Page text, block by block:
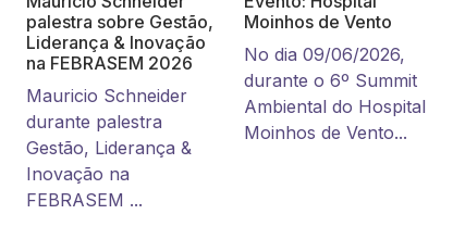
palestra sobre Gestão,
Liderança & Inovação
na FEBRASEM 2026
Mauricio Schneider
durante palestra
Gestão, Liderança &
Inovação na
FEBRASEM ...
Moinhos de Vento
No dia 09/06/2026,
durante o 6º Summit
Ambiental do Hospital
Moinhos de Vento...